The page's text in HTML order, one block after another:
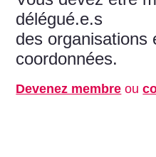
délégué.e.s
des organisations
coordonnées.
Devenez membre ou